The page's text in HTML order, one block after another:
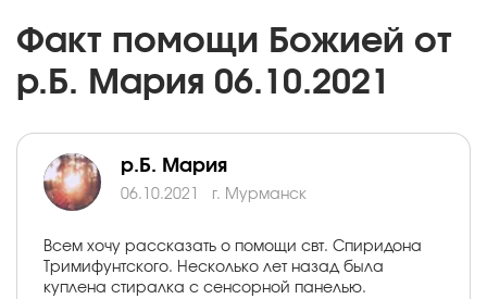
Факт помощи Божией от
р.Б. Мария 06.10.2021
р.Б. Мария
06.10.2021 г. Мурманск
Всем хочу рассказать о помощи свт. Спиридона
Тримифунтского. Несколько лет назад была
куплена стиралка с сенсорной панелью.